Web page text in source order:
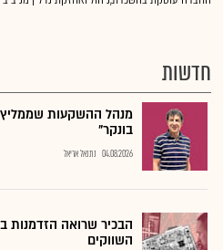
חדשות
מנהל ההשקעות שממליץ
בונקר"
04.08.2026 נתנאל אריאל
הבכיר שרואה הזדמנות
השווקים